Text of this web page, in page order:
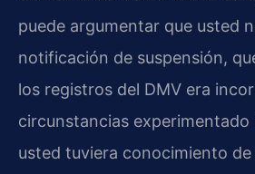
puede argumentar que usted
notificación de suspensión,
los registros del DMV era
circunstancias experimentado
usted tuviera conocimiento de